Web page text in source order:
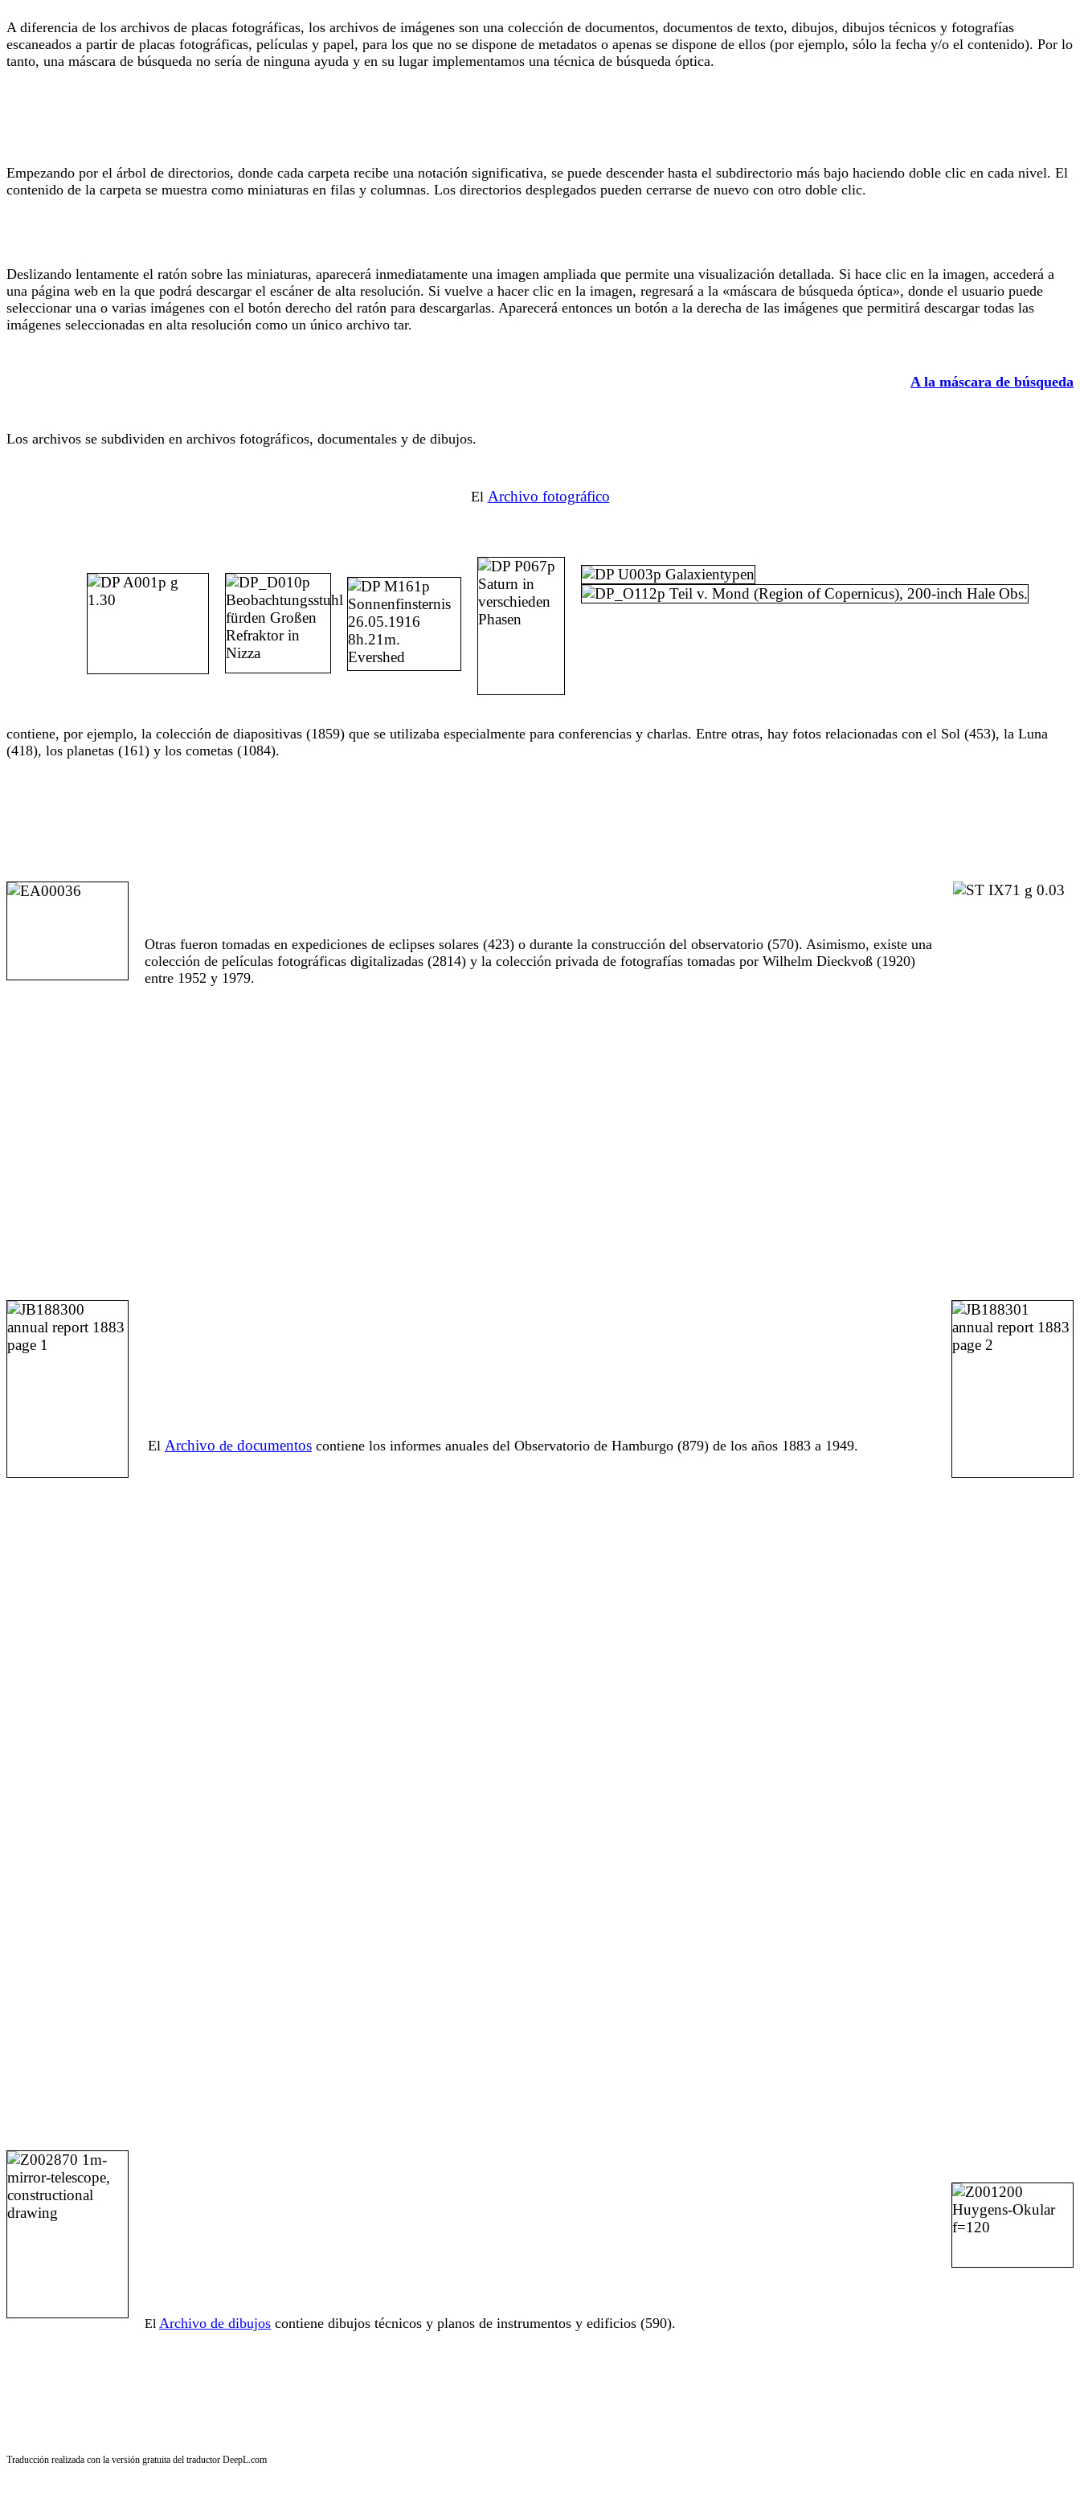
A diferencia de los archivos de placas fotográficas, los archivos de imágenes son una colección de documentos, documentos de texto, dibujos, dibujos técnicos y fotografías
escaneados a partir de placas fotográficas, películas y papel, para los que no se dispone de metadatos o apenas se dispone de ellos (por ejemplo, sólo la fecha y/o el contenido). Por lo
tanto, una máscara de búsqueda no sería de ninguna ayuda y en su lugar implementamos una técnica de búsqueda óptica.
Empezando por el árbol de directorios, donde cada carpeta recibe una notación significativa, se puede descender hasta el subdirectorio más bajo haciendo doble clic en cada nivel. El
contenido de la carpeta se muestra como miniaturas en filas y columnas. Los directorios desplegados pueden cerrarse de nuevo con otro doble clic.
Deslizando lentamente el ratón sobre las miniaturas, aparecerá inmediatamente una imagen ampliada que permite una visualización detallada. Si hace clic en la imagen, accederá a
una página web en la que podrá descargar el escáner de alta resolución. Si vuelve a hacer clic en la imagen, regresará a la «máscara de búsqueda óptica», donde el usuario puede
seleccionar una o varias imágenes con el botón derecho del ratón para descargarlas. Aparecerá entonces un botón a la derecha de las imágenes que permitirá descargar todas las
imágenes seleccionadas en alta resolución como un único archivo tar.
A la máscara de búsqueda
Los archivos se subdividen en archivos fotográficos, documentales y de dibujos.
El Archivo fotográfico
contiene, por ejemplo, la colección de diapositivas (1859) que se utilizaba especialmente para conferencias y charlas. Entre otras, hay fotos relacionadas con el Sol (453), la Luna
(418), los planetas (161) y los cometas (1084).
Otras fueron tomadas en expediciones de eclipses solares (423) o durante la construcción del observatorio (570). Asimismo, existe una
colección de películas fotográficas digitalizadas (2814) y la colección privada de fotografías tomadas por Wilhelm Dieckvoß (1920)
entre 1952 y 1979.
El Archivo de documentos contiene los informes anuales del Observatorio de Hamburgo (879) de los años 1883 a 1949.
El Archivo de dibujos contiene dibujos técnicos y planos de instrumentos y edificios (590).
Traducción realizada con la versión gratuita del traductor DeepL.com